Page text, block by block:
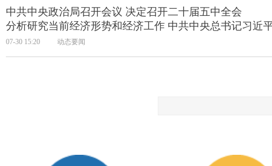
中共中央政治局召开会议 决定召开二十届五中全会
分析研究当前经济形势和经济工作 中共中央总书记习近
07-30 15:20 动态要闻